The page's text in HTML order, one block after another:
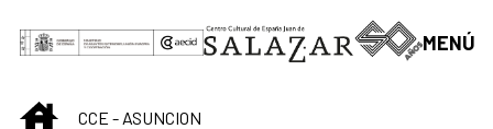
Saltar al contenido principal
MENÚ
INICIOCCE - ASUNCION